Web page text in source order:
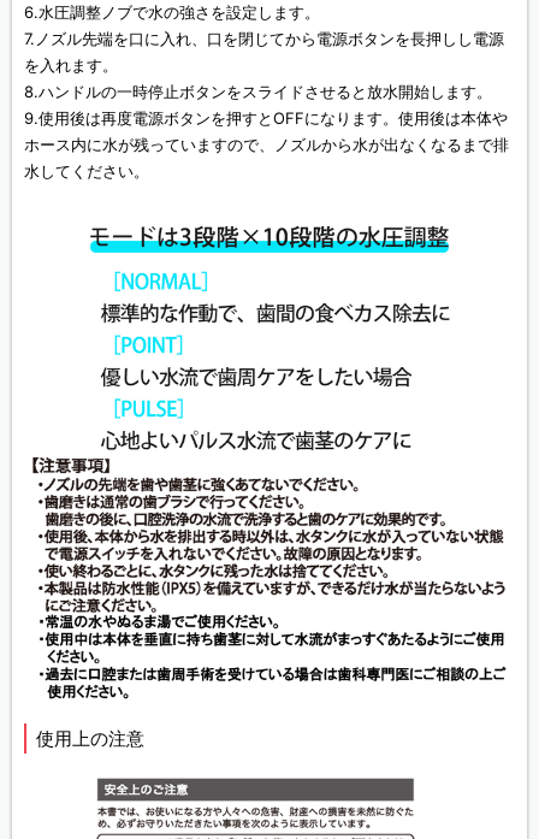
6.水圧調整ノブで水の強さを設定します。
7.ノズル先端を口に入れ、口を閉じてから電源ボタンを長押しし電源
を入れます。
8.ハンドルの一時停止ボタンをスライドさせると放水開始します。
9.使用後は再度電源ボタンを押すとOFFになります。使用後は本体や
ホース内に水が残っていますので、ノズルから水が出なくなるまで排
水してください。
使用上の注意